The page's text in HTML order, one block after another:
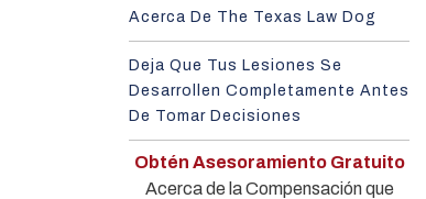
Acerca De The Texas Law Dog
Deja Que Tus Lesiones Se
Desarrollen Completamente Antes
De Tomar Decisiones
Obtén Asesoramiento Gratuito
Acerca de la Compensación que